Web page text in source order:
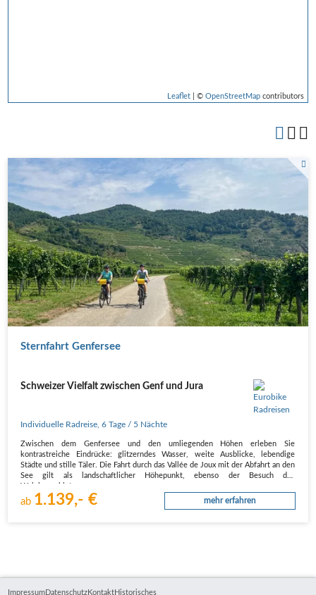
Leaflet| © OpenStreetMapcontributors
La Vaux Weinhügel
Sternfahrt Genfersee
Schweizer Vielfalt zwischen Genf und Jura
Individuelle Radreise ,6 Tage / 5 Nächte
Zwischen dem Genfersee und den umliegenden Höhen erleben Sie
kontrastreiche Eindrücke: glitzerndes Wasser, weite Ausblicke, lebendige
Städte und stille Täler. Die Fahrt durch das Vallée de Joux mit der Abfahrt an den
See gilt als landschaftlicher Höhepunkt, ebenso der Besuch des
ab 1.139,- € mehr erfahren
Impressum Datenschutz Kontakt Historisches